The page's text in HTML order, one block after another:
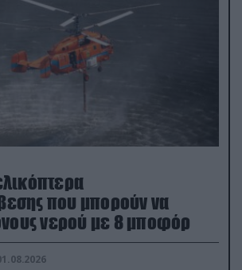
που μπορούν να
νερού με 8 μποφόρ